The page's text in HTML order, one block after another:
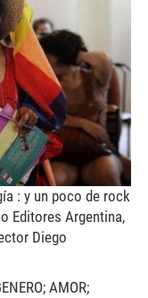
: y un poco de rock
Editores Argentina,
Diego
AMOR;